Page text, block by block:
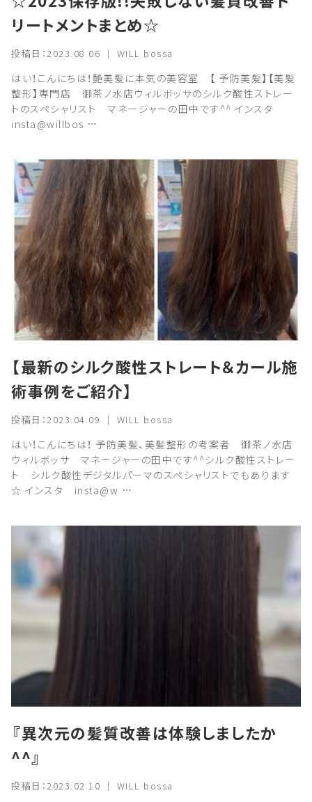
リートメントまとめ☆
投稿日：2023.08.06 ｜ WILL bossa
はい！こんにちは！艶美髪に本気の美容室 【 予防美髪】【美髪
整形】専門店 御茶ノ水店ウィルボッサのシルク酸性ストレー
トのスペシャリスト マネージャーの田中です^^ インスタ
insta@willbos …
【最新のシルク酸性ストレート＆カール施
術事例をご紹介】
投稿日：2023.04.09 ｜ WILL bossa
はい！こんにちは！ 予防美髪、美髪整形の考案者 御茶ノ水店
ウィルボッサ マネージャーの田中です^^シルク酸性ストレー
ト シルク酸性デジタルパーマのスペシャリストでもあります
☆ インスタ insta@w …
『異次元の髪質改善は体験しましたか
^^』
投稿日：2023.02.10 ｜ WILL bossa